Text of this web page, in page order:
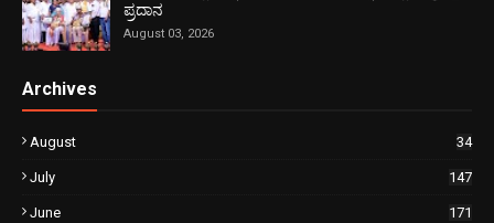
ಪ್ರದಾನ
August 03, 2026
Archives
August 34
July 147
June 171